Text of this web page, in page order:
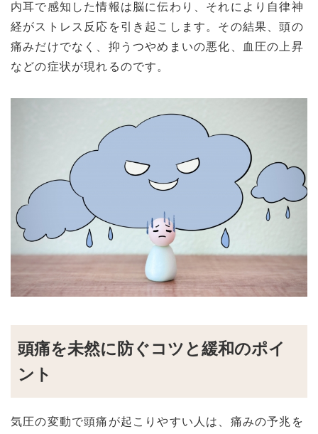
内耳で感知した情報は脳に伝わり、それにより自律神
経がストレス反応を引き起こします。その結果、頭の
痛みだけでなく、抑うつやめまいの悪化、血圧の上昇
などの症状が現れるのです。
頭痛を未然に防ぐコツと緩和のポイ
ント
気圧の変動で頭痛が起こりやすい人は、痛みの予兆を